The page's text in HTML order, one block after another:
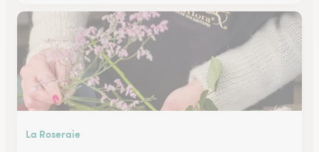
La Roseraie